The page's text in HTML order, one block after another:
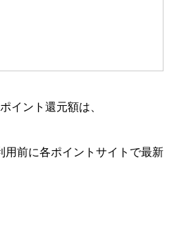
イント還元額は、
前に各ポイントサイトで最新